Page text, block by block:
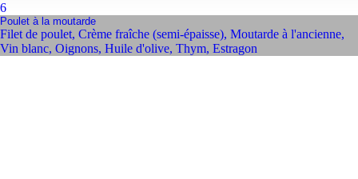
6
Poulet à la moutarde
Filet de poulet, Crème fraîche (semi-épaisse), Moutarde à l'ancienne,
Vin blanc, Oignons, Huile d'olive, Thym, Estragon